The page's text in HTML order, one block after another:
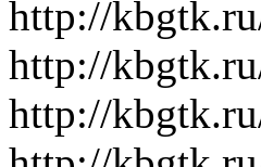
http://
http://
http://